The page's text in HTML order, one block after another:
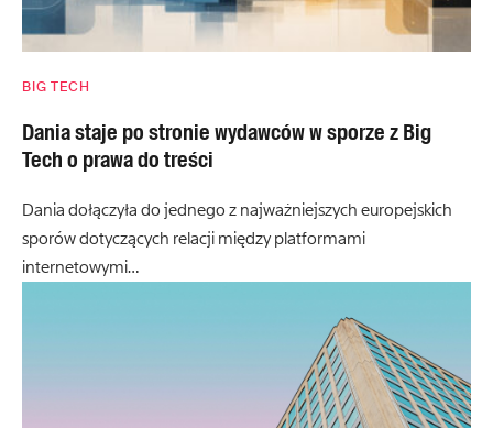
BIG TECH
Dania staje po stronie wydawców w sporze z Big
Tech o prawa do treści
Dania dołączyła do jednego z najważniejszych europejskich
sporów dotyczących relacji między platformami
internetowymi…